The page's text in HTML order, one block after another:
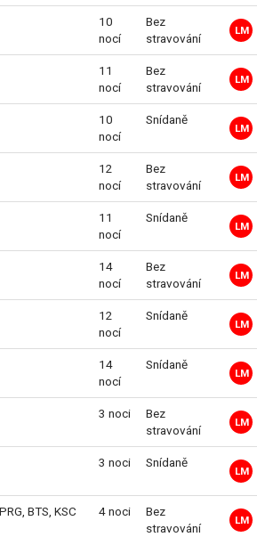
10
nocí
Bez
stravování
LM
11
nocí
Bez
stravování
LM
10
nocí
Snídaně
LM
12
nocí
Bez
stravování
LM
11
nocí
Snídaně
LM
14
nocí
Bez
stravování
LM
12
nocí
Snídaně
LM
14
nocí
Snídaně
LM
3 noci
Bez
stravování
LM
3 noci Snídaně
LM
PRG, BTS, KSC 4 noci
Bez
stravování
LM